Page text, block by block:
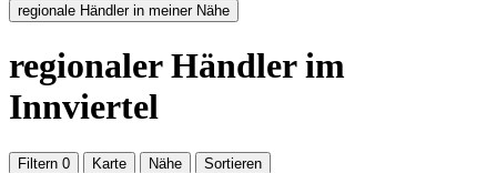
regionale Händler in meiner Nähe
regionaler Händler im
Innviertel
Filtern 0 Karte Nähe Sortieren